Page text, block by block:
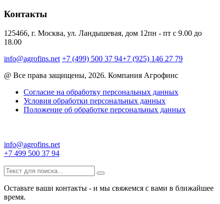
Контакты
125466, г. Москва, ул. Ландышевая, дом 12пн - пт с 9.00 до
18.00
info@agrofins.net +7 (499) 500 37 94+7 (925) 146 27 79
@ Все права защищены, 2026. Компания Агрофинс
Согласие на обработку персональных данных
Условия обработки персональных данных
Положение об обработке персональных данных
info@agrofins.net
+7 499 500 37 94
Оставьте ваши контакты - и мы свяжемся с вами в ближайшее
время.